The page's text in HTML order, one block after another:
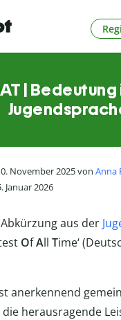
| Bedeutung
November 2025 von Anna
Januar 2026
Abkürzung aus der
OfAll Time‘
anerkennend
herausragende